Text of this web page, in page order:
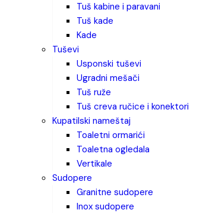
tuš kabine i paravani
tuš kade
kade
tuševi
usponski tuševi
ugradni mešači
tuš ruže
tuš creva ručice i konektori
kupatilski nameštaj
toaletni ormarići
toaletna ogledala
vertikale
sudopere
granitne sudopere
inox sudopere